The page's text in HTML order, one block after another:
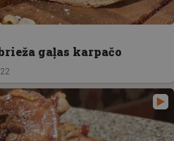
gaļas karpačo